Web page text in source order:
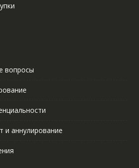
вопросы
и аннулирование